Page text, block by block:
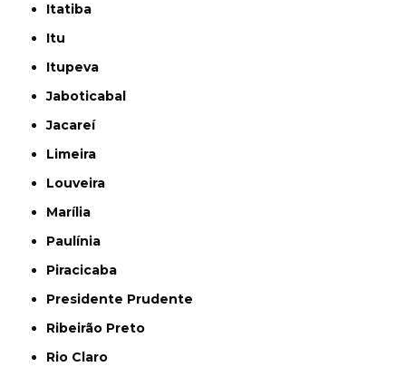
Itatiba
Itu
Itupeva
Jaboticabal
Jacareí
Limeira
Louveira
Marília
Paulínia
Piracicaba
Presidente Prudente
Ribeirão Preto
Rio Claro